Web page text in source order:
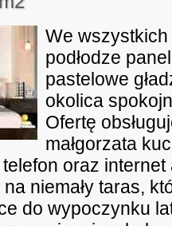
We
podłodze
pastelowe
okolica
Ofertę
małgorzata
oraz
niemały taras,
do wypoczynku